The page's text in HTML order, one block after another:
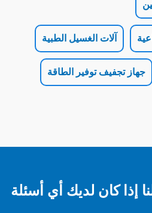
الطبية
الطاقة
أي أسئلة